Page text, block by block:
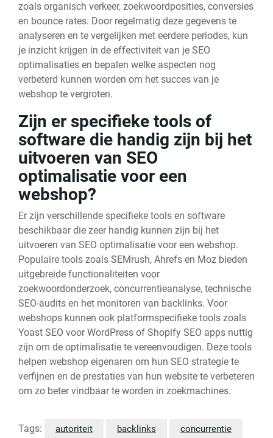
zoals organisch verkeer, zoekwoordposities, conversies
en bounce rates. Door regelmatig deze gegevens te
analyseren en te vergelijken met eerdere periodes, kun
je inzicht krijgen in de effectiviteit van je SEO
optimalisaties en bepalen welke aspecten nog
verbeterd kunnen worden om het succes van je
webshop te vergroten.
Zijn er specifieke tools of
software die handig zijn bij het
uitvoeren van SEO
optimalisatie voor een
webshop?
Er zijn verschillende specifieke tools en software
beschikbaar die zeer handig kunnen zijn bij het
uitvoeren van SEO optimalisatie voor een webshop.
Populaire tools zoals SEMrush, Ahrefs en Moz bieden
uitgebreide functionaliteiten voor
zoekwoordonderzoek, concurrentieanalyse, technische
SEO-audits en het monitoren van backlinks. Voor
webshops kunnen ook platformspecifieke tools zoals
Yoast SEO voor WordPress of Shopify SEO apps nuttig
zijn om de optimalisatie te vereenvoudigen. Deze tools
helpen webshop eigenaren om hun SEO strategie te
verfijnen en de prestaties van hun website te verbeteren
om zo beter vindbaar te worden in zoekmachines.
Tags: autoriteit backlinks concurrentie